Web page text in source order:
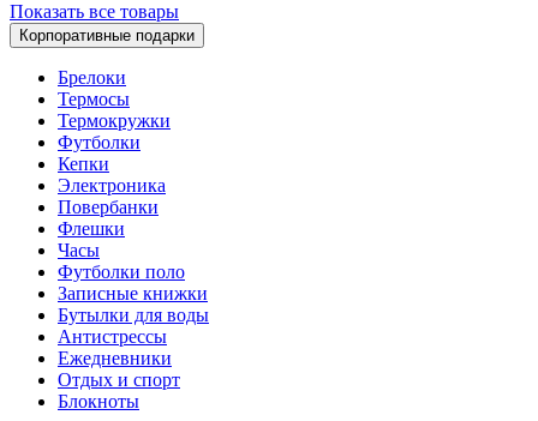
Показать все товары
Корпоративные подарки
Брелоки
Термосы
Термокружки
Футболки
Кепки
Электроника
Повербанки
Флешки
Часы
Футболки поло
Записные книжки
Бутылки для воды
Антистрессы
Ежедневники
Отдых и спорт
Блокноты